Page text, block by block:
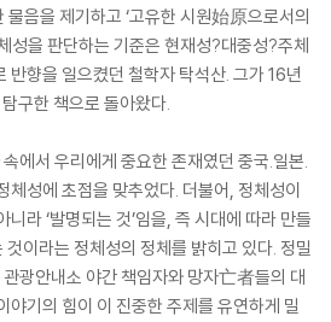
물음을 제기하고 ‘고유한 시원始原으로서의
성을 판단하는 기준은 현재성?대중성?주체
반향을 일으켰던 철학자 탁석산. 그가 16년
구한 책으로 돌아왔다.
에서 우리에게 중요한 존재였던 중국.일본.
체성에 초점을 맞추었다. 더불어, 정체성이
라 ‘발명되는 것’임을, 즉 시대에 따라 만들
이라는 정체성의 정체를 밝히고 있다. 정밀
광안내소 야간 책임자와 망자亡者들의 대
야기의 힘이 이 진중한 주제를 유연하게 밀